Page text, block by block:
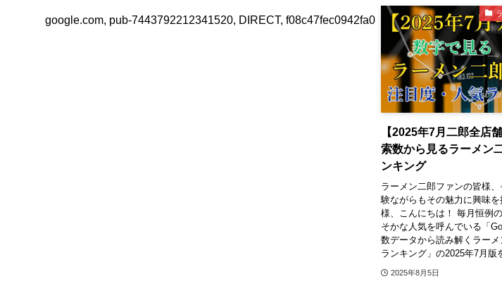
google.com, pub-7443792212341520, DIRECT, f08c47fec0942fa0
【2025年7月二郎全店
索数から見るラーメン
ンキング
ラーメン二郎ファンの皆様
験ながらもその魅力に興味
様、こんにちは！ 毎月恒例
そかな人気を呼んでいる「
数データから読み解くラー
ランキング」の2025年7月版
2025年8月5日